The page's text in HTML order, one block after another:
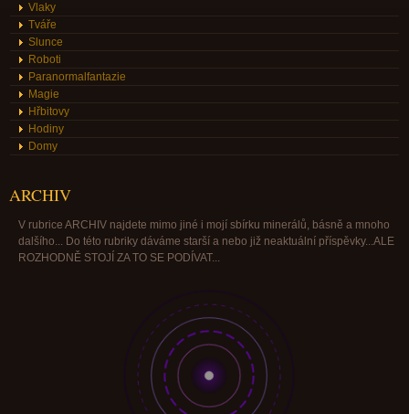
Vlaky
Tváře
Slunce
Roboti
Paranormalfantazie
Magie
Hřbitovy
Hodiny
Domy
ARCHIV
V rubrice ARCHIV najdete mimo jiné i mojí sbírku minerálů, básně a mnoho
dalšího... Do této rubriky dáváme starší a nebo již neaktuální příspěvky...ALE
ROZHODNĚ STOJÍ ZA TO SE PODÍVAT...